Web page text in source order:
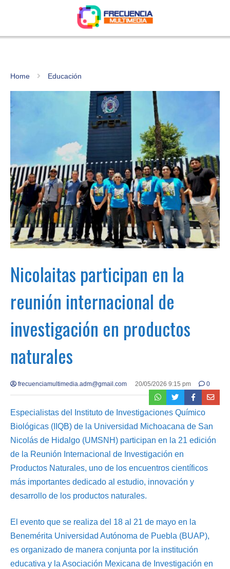
Home Educación
Nicolaitas participan en la
reunión internacional de
investigación en productos
naturales
frecuenciamultimedia.adm@gmail.com 20/05/2026 9:15 pm 0
Especialistas del Instituto de Investigaciones Químico
Biológicas (IIQB) de la Universidad Michoacana de San
Nicolás de Hidalgo (UMSNH) participan en la 21 edición
de la Reunión Internacional de Investigación en
Productos Naturales, uno de los encuentros científicos
más importantes dedicado al estudio, innovación y
desarrollo de los productos naturales.
El evento que se realiza del 18 al 21 de mayo en la
Benemérita Universidad Autónoma de Puebla (BUAP),
es organizado de manera conjunta por la institución
educativa y la Asociación Mexicana de Investigación en